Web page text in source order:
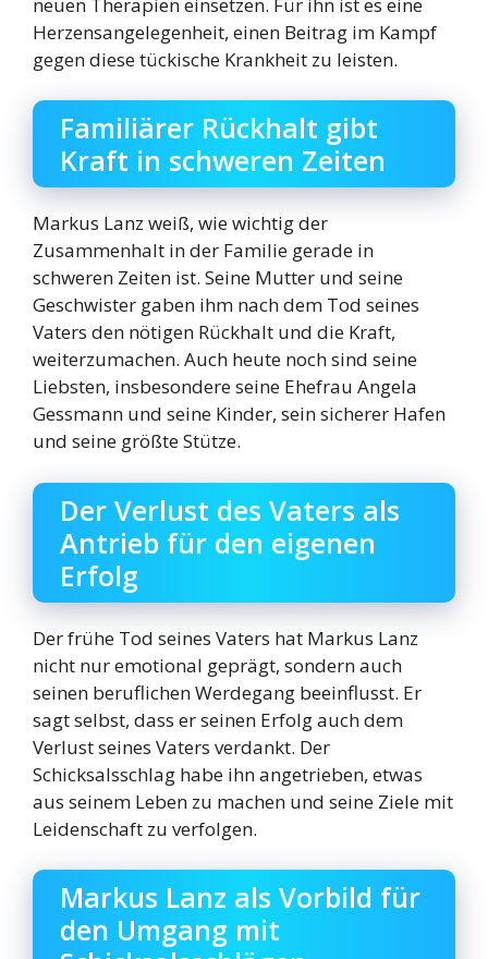
Herzensangelegenheit, einen Beitrag im Kampf
gegen diese tückische Krankheit zu leisten.
Familiärer Rückhalt gibt
Kraft in schweren Zeiten
Markus Lanz weiß, wie wichtig der
Zusammenhalt in der Familie gerade in
schweren Zeiten ist. Seine Mutter und seine
Geschwister gaben ihm nach dem Tod seines
Vaters den nötigen Rückhalt und die Kraft,
weiterzumachen. Auch heute noch sind seine
Liebsten, insbesondere seine Ehefrau Angela
Gessmann und seine Kinder, sein sicherer Hafen
und seine größte Stütze.
Der Verlust des Vaters als
Antrieb für den eigenen
Erfolg
Der frühe Tod seines Vaters hat Markus Lanz
nicht nur emotional geprägt, sondern auch
seinen beruflichen Werdegang beeinflusst. Er
sagt selbst, dass er seinen Erfolg auch dem
Verlust seines Vaters verdankt. Der
Schicksalsschlag habe ihn angetrieben, etwas
aus seinem Leben zu machen und seine Ziele mit
Leidenschaft zu verfolgen.
Markus Lanz als Vorbild für
den Umgang mit